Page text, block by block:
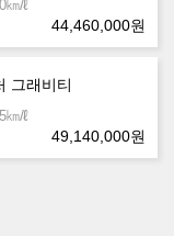
㎞/ℓ
44,460,000원
그래비티
㎞/ℓ
49,140,000원